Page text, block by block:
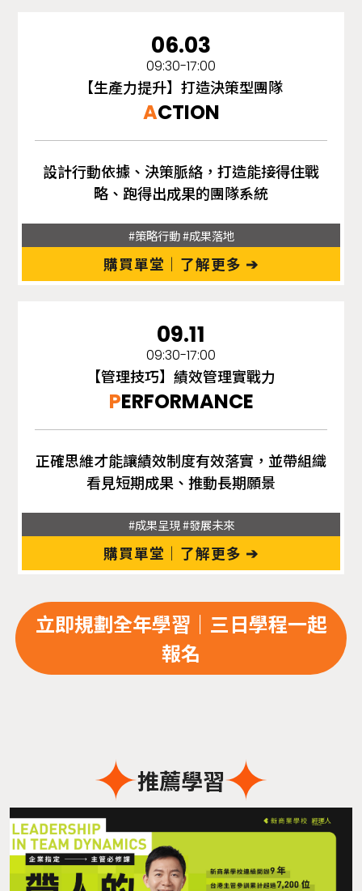
06.03
09:30-17:00
【生產力提升】打造決策型團隊
ACTION
設計行動依據、決策脈絡，打造能接得住戰
略、跑得出成果的團隊系統
#策略行動 #成果落地
購買單堂｜了解更多 ➔
09.11
09:30-17:00
【管理技巧】績效管理實戰力
PERFORMANCE
正確思維才能讓績效制度有效落實，並帶組織
看見短期成果、推動長期願景
#成果呈現 #發展未來
購買單堂｜了解更多 ➔
立即規劃全年學習｜三日學程一起
報名
推薦學習